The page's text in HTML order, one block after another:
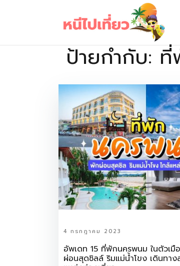
เว็บไซต์รวบรวมที่พัก ที่เที่ยว ที่กิน ไว้ในที่
ป้ายกำกับ: ที่
4 กรกฎาคม 2023
อัพเดท 15 ที่พักนครพนม ในตัวเ
ผ่อนสุดชิลล์ ริมแม่น้ำโขง เดินทาง